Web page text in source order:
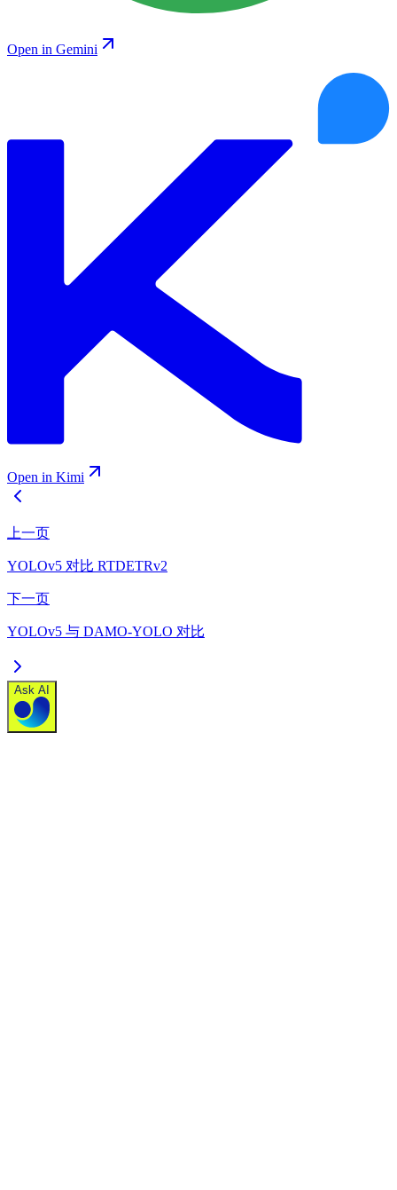
Open in Gemini
Open in Kimi
上一页
YOLOv5 对比 RTDETRv2
下一页
YOLOv5 与 DAMO-YOLO 对比
Ask AI